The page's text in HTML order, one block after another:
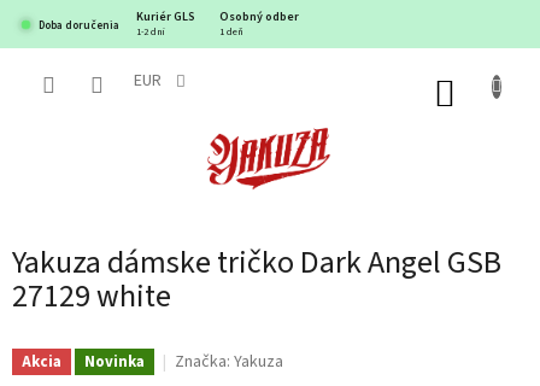
obsah
Doba doručenia
Kuriér GLS Osobný odber
1-2 dni 1 deň
EUR
Yakuza dámske tričko Dark Angel GSB
27129 white
Akcia Novinka Značka: Yakuza